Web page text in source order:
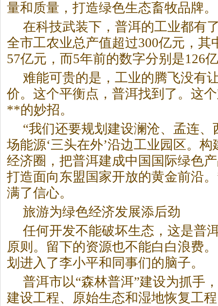
量和质量，打造绿色生态畜牧品牌。
在科技武装下，普洱的工业都有
全市工农业总产值超过300亿元，其
57亿元，而5年前的数字分别是126
难能可贵的是，工业的腾飞没有
价。这个平衡点，普洱找到了。这
**的妙招。
“我们还要规划建设澜沧、孟连
场能源‘三头在外’沿边工业园区。
经济圈，把普洱建成中国国际绿色
打造面向东盟国家开放的黄金前沿
满了信心。
旅游为绿色经济发展添后劲
任何开发不能破坏生态，这是普
原则。留下的资源也不能白白浪费
划进入了李小平和同事们的脑子。
普洱市以“森林普洱”建设为抓手
建设工程、原始生态和湿地恢复工